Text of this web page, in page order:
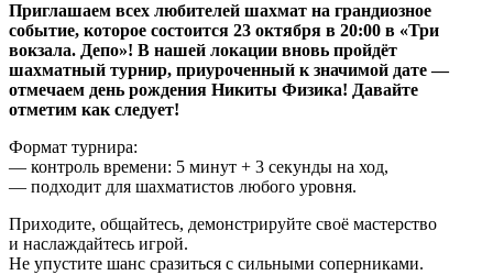
Приглашаем всех любителей шахмат на грандиозное
событие, которое состоится 23 октября в 20:00 в «Три
вокзала. Депо»! В нашей локации вновь пройдёт
шахматный турнир, приуроченный к значимой дате —
отмечаем день рождения Никиты Физика! Давайте
отметим как следует!
Формат турнира:
— контроль времени: 5 минут + 3 секунды на ход,
— подходит для шахматистов любого уровня.
Приходите, общайтесь, демонстрируйте своё мастерство
и наслаждайтесь игрой.
Не упустите шанс сразиться с сильными соперниками.